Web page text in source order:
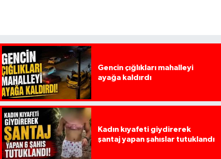
Gencin çığlıkları mahalleyi
ayağa kaldırdı
Kadın kıyafeti giydirerek
şantaj yapan şahıslar tutuklandı